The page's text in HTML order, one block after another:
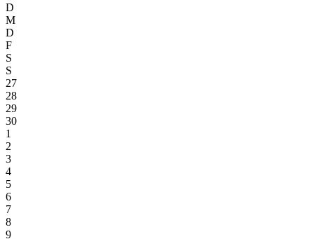
D
M
D
F
S
S
27
28
29
30
1
2
3
4
5
6
7
8
9